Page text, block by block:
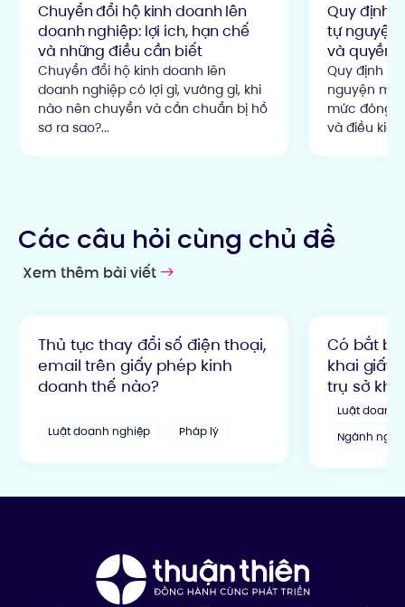
Chuyển đổi hộ kinh doanh lên
doanh nghiệp: lợi ích, hạn chế
và những điều cần biết
Chuyển đổi hộ kinh doanh lên
doanh nghiệp có lợi gì, vướng gì, khi
nào nên chuyển và cần chuẩn bị hồ
sơ ra sao?...
Quy định
tự
và quyền
Quy định
nguyện
mức đóng
và điều
Các câu hỏi cùng chủ đề
Xem thêm bài viết
Thủ tục thay đổi số điện thoại,
email trên giấy phép kinh
doanh thế nào?
Luật doanh nghiệp Pháp lý
Có bắt
khai giấy
trụ sở
Luật doanh
Ngành